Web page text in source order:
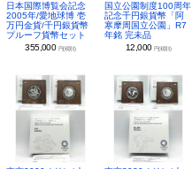
日本国際博覧会記念
2005年/愛地球博 壱
万円金貨/千円銀貨幣
プルーフ貨幣セット
355,000 円(税別)
国立公園制度100周年
記念千円銀貨幣「阿
寒摩周国立公園」R7
年銘 完未品
12,000 円(税別)